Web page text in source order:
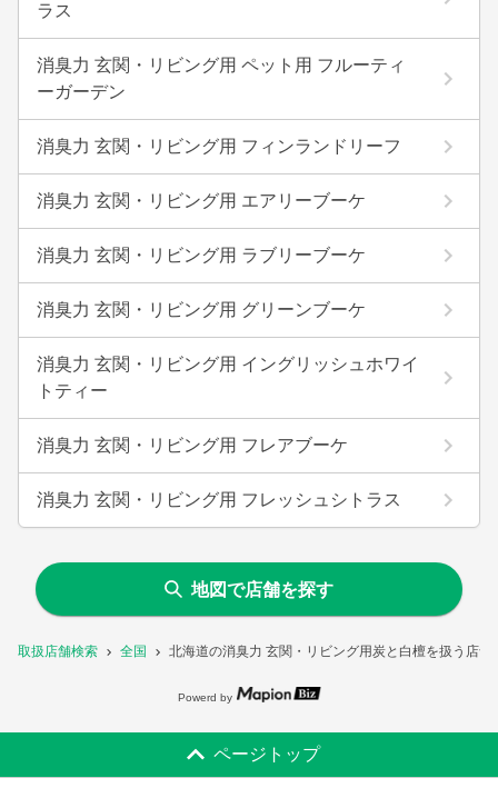
取扱店舗検索 全国 北海道の消臭力 玄関・リビング用炭と白檀を扱う店舗
ラス
消臭力 玄関・リビング用 ペット用 フルーティ
ーガーデン
消臭力 玄関・リビング用 フィンランドリーフ
消臭力 玄関・リビング用 エアリーブーケ
消臭力 玄関・リビング用 ラブリーブーケ
消臭力 玄関・リビング用 グリーンブーケ
消臭力 玄関・リビング用 イングリッシュホワイ
トティー
消臭力 玄関・リビング用 フレアブーケ
消臭力 玄関・リビング用 フレッシュシトラス
地図で店舗を探す
Powerd by
ページトップ